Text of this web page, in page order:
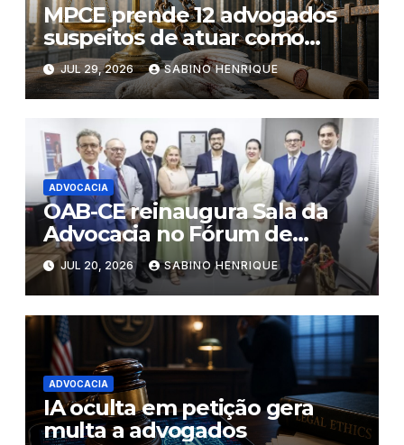
MPCE prende 12 advogados
suspeitos de atuar como
“pombos- correio” de facções
criminosas no Ceará
JUL 29, 2026 SABINO HENRIQUE
ADVOCACIA
OAB-CE reinaugura Sala da
Advocacia no Fórum de
Eusébio
JUL 20, 2026 SABINO HENRIQUE
ADVOCACIA
IA oculta em petição gera
multa a advogados